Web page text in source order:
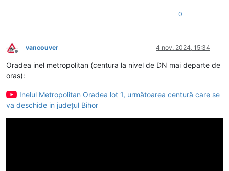
0
Deconectat
vancouver 4 nov. 2024, 15:34
Oradea inel metropolitan (centura la nivel de DN mai departe de
oras):
Inelul Metropolitan Oradea lot 1, următoarea centură care se
va deschide in județul Bihor